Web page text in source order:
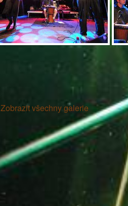
Zobrazit všechny galerie